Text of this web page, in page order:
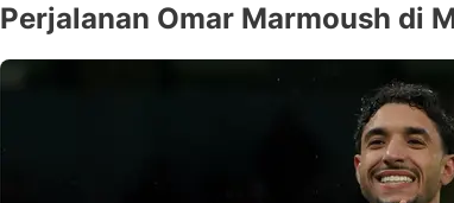
Perjalanan Omar Marmoush di